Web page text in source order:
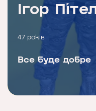
Ігор
47 років
Все буде добре